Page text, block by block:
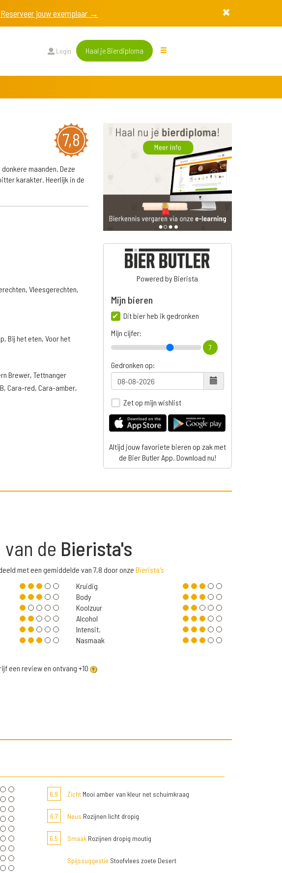
jouw exemplaar →
Login Haal je Bierdiploma
7,8
maanden. Deze
karakter. Heerlijk in de
Vleesgerechten,
Bij het eten, Voor het
Brewer, Tettnanger
Cara-red, Cara-amber,
Powered by Bierista
Mijn bieren
Dit bier heb ik gedronken
Mijn cijfer:
7
Gedronken op:
Zet op mijn wishlist
Altijd jouw favoriete bieren op zak met
de Bier Butler App. Download nu!
de Bierista's
met een gemiddelde van 7,8 door onze Bierista's
Kruidig
Body
Koolzuur
Alcohol
Intensit.
Nasmaak
een review en ontvang +10
6,9 ZichtMooi amber van kleur net schuimkraag
6,7 Neus Rozijnen licht dropig
6,5 SmaakRozijnen dropig moutig
Spijssuggestie Stoofvlees zoete Desert